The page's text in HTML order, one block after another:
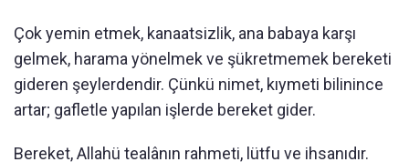
Çok yemin etmek, kanaatsizlik, ana babaya karşı
gelmek, harama yönelmek ve şükretmemek bereketi
gideren şeylerdendir. Çünkü nimet, kıymeti bilinince
artar; gafletle yapılan işlerde bereket gider.
Bereket, Allahü tealânın rahmeti, lütfu ve ihsanıdır.